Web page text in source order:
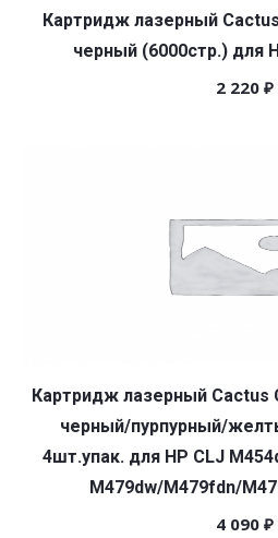
Картридж лазерный
черный (6000стр.) для
2 220 ₽
Картридж лазерный Cactus
черный/пурпурный/
4шт.упак. для HP CLJ
M479dw/M479fdn/
4 090 ₽